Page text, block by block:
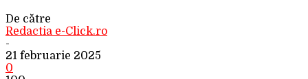
De către
Redactia e-Click.ro
-
21 februarie 2025
0